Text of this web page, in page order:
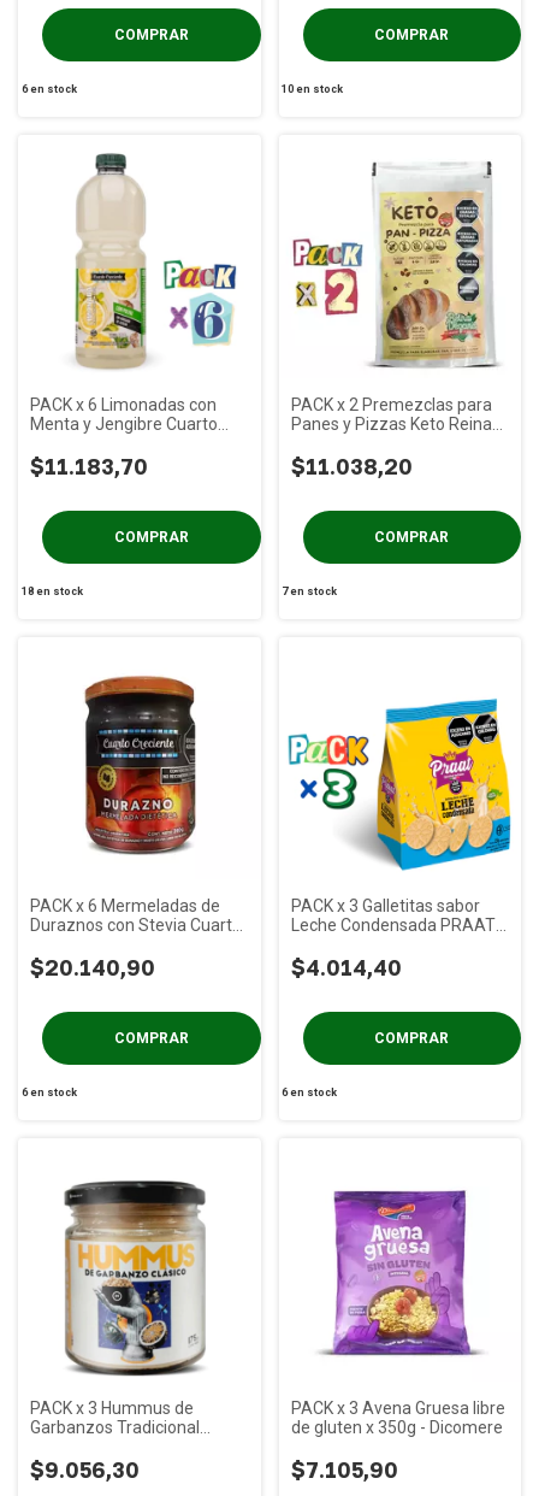
6en stock 10 en stock
PACK x 6 Limonadas con
Menta y Jengibre Cuarto
$11.183,70
18en stock
PACK x 2 Premezclas para
Panes y Pizzas Keto Reina
$11.038,20
7en stock
PACK x 6 Mermeladas de
Duraznos con Stevia Cuarto
$20.140,90
6en stock
PACK x 3 Galletitas sabor
Leche Condensada PRAAT x
$4.014,40
6en stock
PACK x 3 Hummus de
Garbanzos Tradicional
$9.056,30
PACK x 3 Avena Gruesa libre
de gluten x 350g - Dicomere
$7.105,90